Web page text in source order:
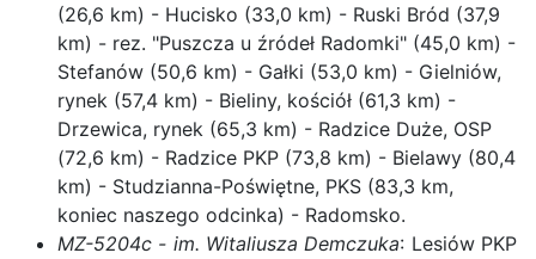
(26,6 km) - Hucisko (33,0 km) - Ruski Bród (37,9
km) - rez. "Puszcza u źródeł Radomki" (45,0 km) -
Stefanów (50,6 km) - Gałki (53,0 km) - Gielniów,
rynek (57,4 km) - Bieliny, kościół (61,3 km) -
Drzewica, rynek (65,3 km) - Radzice Duże, OSP
(72,6 km) - Radzice PKP (73,8 km) - Bielawy (80,4
km) - Studzianna-Poświętne, PKS (83,3 km,
koniec naszego odcinka) - Radomsko.
MZ-5204c - im. Witaliusza Demczuka: Lesiów PKP